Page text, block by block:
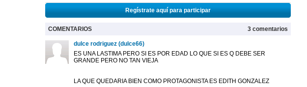
Regístrate aquí para participar
COMENTARIOS 3 comentarios
dulce rodriguez (dulce66)
ES UNA LASTIMA PERO SI ES POR EDAD LO QUE SI ES Q DEBE SER
GRANDE PERO NO TAN VIEJA
LA QUE QUEDARIA BIEN COMO PROTAGONISTA ES EDITH GONZALEZ